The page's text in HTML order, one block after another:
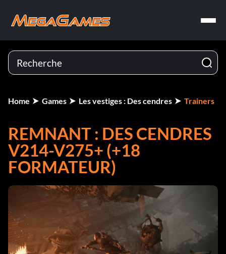
Home Games Les vestiges : Des cendres Trainers
REMNANT : DES CENDRES
V214-V275+ (+18
FORMATEUR)